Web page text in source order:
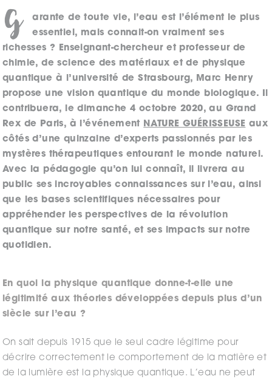
G
arante de toute vie, l’eau est l’élément le plus
essentiel, mais connait-on vraiment ses
richesses ? Enseignant-chercheur et professeur de
chimie, de science des matériaux et de physique
quantique à l’université de Strasbourg, Marc Henry
propose une vision quantique du monde biologique. Il
contribuera, le dimanche 4 octobre 2020, au Grand
Rex de Paris, à l’événement NATURE GUÉRISSEUSE aux
côtés d’une quinzaine d’experts passionnés par les
mystères thérapeutiques entourant le monde naturel.
Avec la pédagogie qu’on lui connaît, il livrera au
public ses incroyables connaissances sur l’eau, ainsi
que les bases scientifiques nécessaires pour
appréhender les perspectives de la révolution
quantique sur notre santé, et ses impacts sur notre
quotidien.
En quoi la physique quantique donne-t-elle une
légitimité aux théories développées depuis plus d’un
siècle sur l’eau ?
On sait depuis 1915 que le seul cadre légitime pour
décrire correctement le comportement de la matière et
de la lumière est la physique quantique. L’eau ne peut